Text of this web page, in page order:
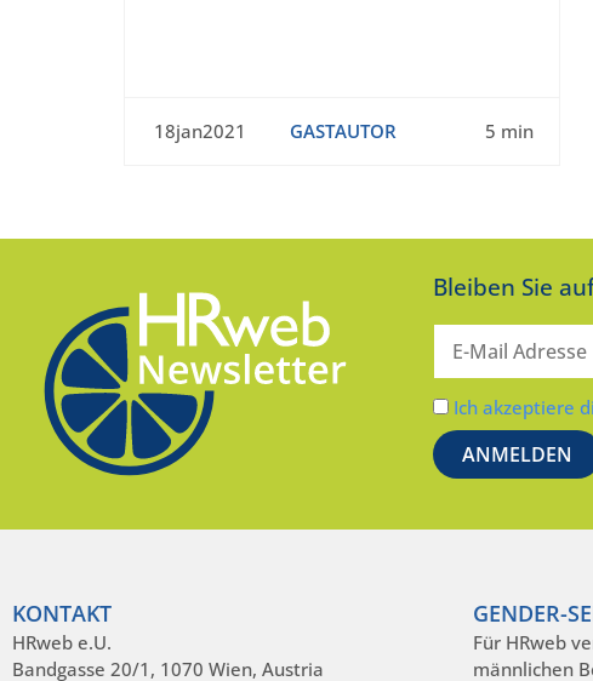
18jan2021 GASTAUTOR 5 min
Bleiben Sie
Ich akzeptiere
KONTAKT
HRweb e.U.
Bandgasse 20/1, 1070 Wien, Austria
GENDER-
Für HRweb
männlichen